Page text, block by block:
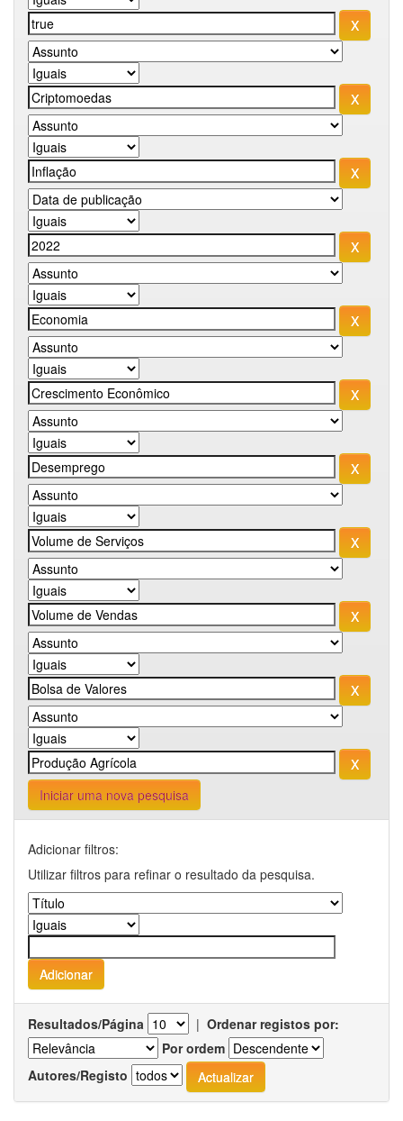
Iniciar uma nova pesquisa
Adicionar filtros:
Utilizar filtros para refinar o resultado da pesquisa.
Resultados/Página | Ordenar registos por:
Por ordem
Autores/Registo